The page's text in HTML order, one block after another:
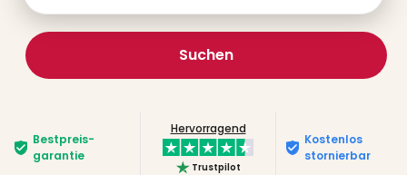
Suchen
Bestpreis­
garantie
Hervorragend
Trustpilot
Kostenlos
stornierbar